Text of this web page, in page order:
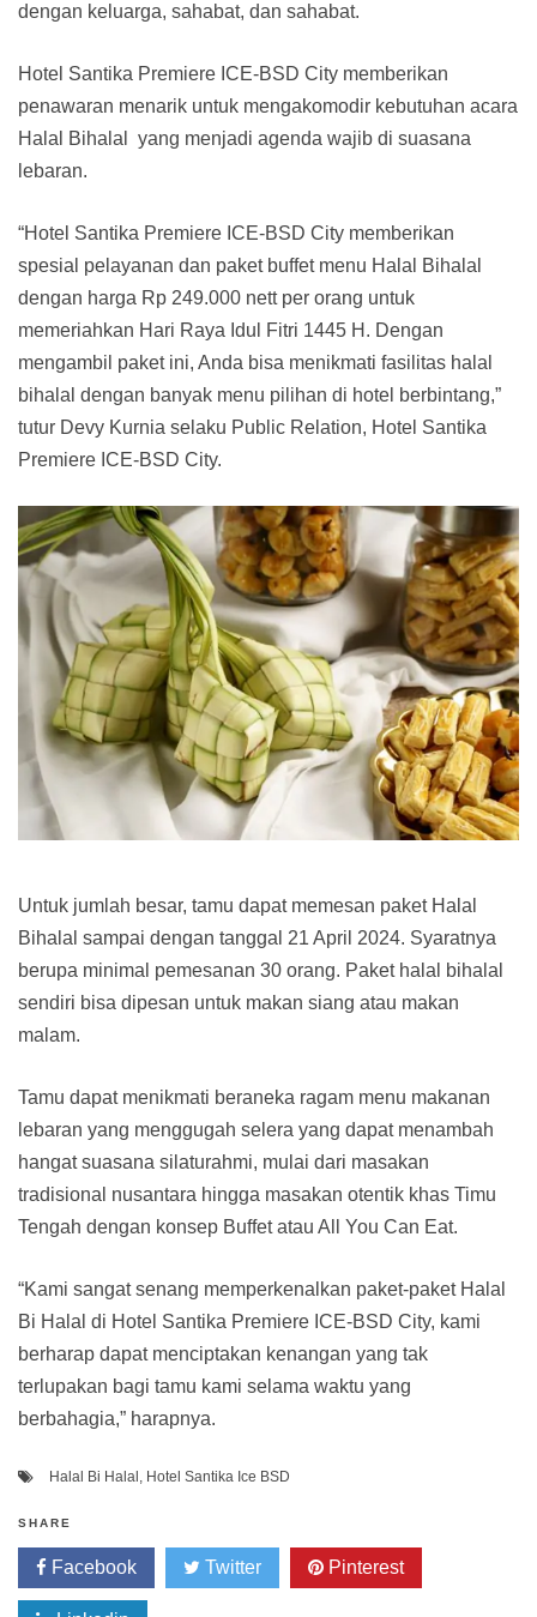
dengan keluarga, sahabat, dan sahabat.
Hotel Santika Premiere ICE-BSD City memberikan
penawaran menarik untuk mengakomodir kebutuhan acara
Halal Bihalal yang menjadi agenda wajib di suasana
lebaran.
“Hotel Santika Premiere ICE-BSD City memberikan
spesial pelayanan dan paket buffet menu Halal Bihalal
dengan harga Rp 249.000 nett per orang untuk
memeriahkan Hari Raya Idul Fitri 1445 H. Dengan
mengambil paket ini, Anda bisa menikmati fasilitas halal
bihalal dengan banyak menu pilihan di hotel berbintang,”
tutur Devy Kurnia selaku Public Relation, Hotel Santika
Premiere ICE-BSD City.
Untuk jumlah besar, tamu dapat memesan paket Halal
Bihalal sampai dengan tanggal 21 April 2024. Syaratnya
berupa minimal pemesanan 30 orang. Paket halal bihalal
sendiri bisa dipesan untuk makan siang atau makan
malam.
Tamu dapat menikmati beraneka ragam menu makanan
lebaran yang menggugah selera yang dapat menambah
hangat suasana silaturahmi, mulai dari masakan
tradisional nusantara hingga masakan otentik khas Timu
Tengah dengan konsep Buffet atau All You Can Eat.
“Kami sangat senang memperkenalkan paket-paket Halal
Bi Halal di Hotel Santika Premiere ICE-BSD City, kami
berharap dapat menciptakan kenangan yang tak
terlupakan bagi tamu kami selama waktu yang
berbahagia,” harapnya.
Halal Bi Halal , Hotel Santika Ice BSD
SHARE
Facebook Twitter Pinterest